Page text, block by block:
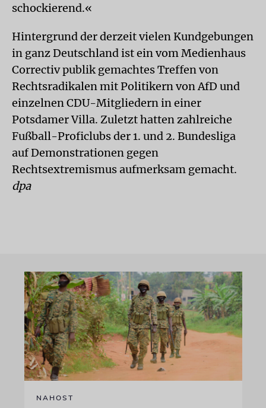
schockierend.«
Hintergrund der derzeit vielen Kundgebungen
in ganz Deutschland ist ein vom Medienhaus
Correctiv publik gemachtes Treffen von
Rechtsradikalen mit Politikern von AfD und
einzelnen CDU-Mitgliedern in einer
Potsdamer Villa. Zuletzt hatten zahlreiche
Fußball-Proficlubs der 1. und 2. Bundesliga
auf Demonstrationen gegen
Rechtsextremismus aufmerksam gemacht.
dpa
NAHOST